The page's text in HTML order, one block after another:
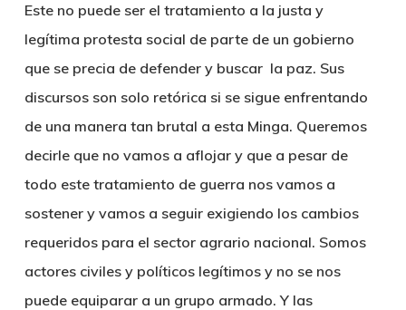
Este no puede ser el tratamiento a la justa y
legítima protesta social de parte de un gobierno
que se precia de defender y buscar la paz. Sus
discursos son solo retórica si se sigue enfrentando
de una manera tan brutal a esta Minga. Queremos
decirle que no vamos a aflojar y que a pesar de
todo este tratamiento de guerra nos vamos a
sostener y vamos a seguir exigiendo los cambios
requeridos para el sector agrario nacional. Somos
actores civiles y políticos legítimos y no se nos
puede equiparar a un grupo armado. Y las